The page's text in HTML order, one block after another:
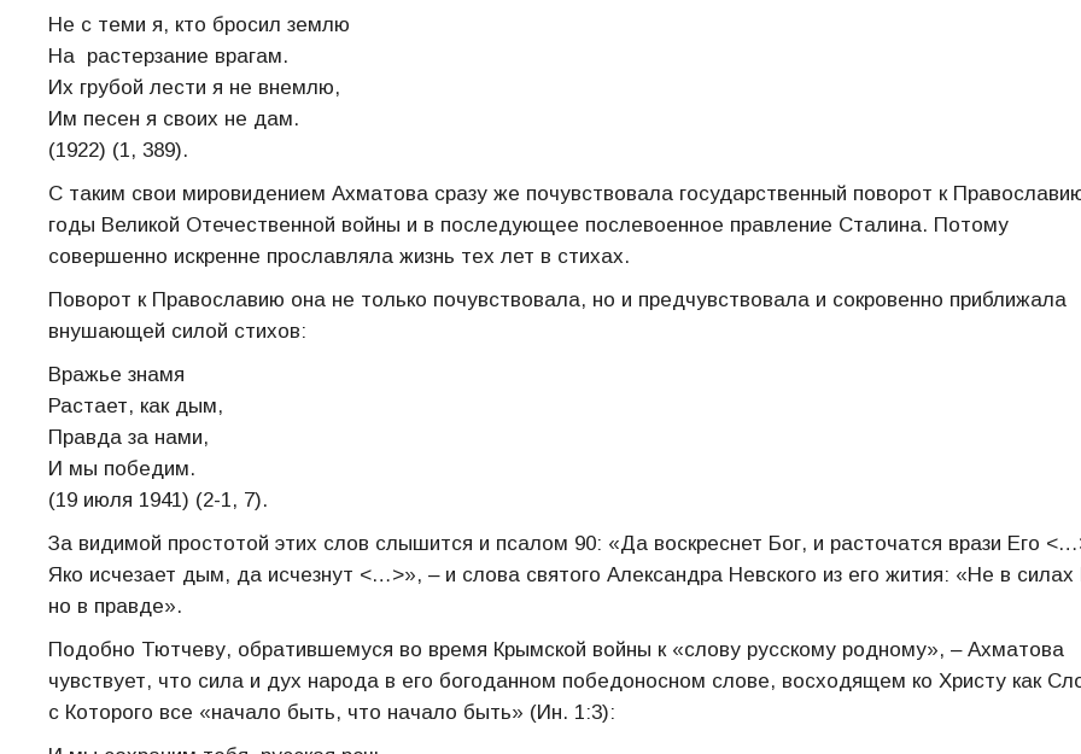
Не с теми я, кто бросил землю
На растерзание врагам.
Их грубой лести я не внемлю,
Им песен я своих не дам.
(1922) (1, 389).
С таким свои мировидением Ахматова сразу же почувствовала государственный поворот к
годы Великой Отечественной войны и в последующее послевоенное правление Сталина. Потому
совершенно искренне прославляла жизнь тех лет в стихах.
Поворот к Православию она не только почувствовала, но и предчувствовала и сокровенно приближала
внушающей силой стихов:
Вражье знамя
Растает, как дым,
Правда за нами,
И мы победим.
(19 июля 1941) (2-1, 7).
За видимой простотой этих слов слышится и псалом 90: «Да воскреснет Бог, и расточатся врази Его
Яко исчезает дым, да исчезнут <…>», ‒ и слова святого Александра Невского из его жития: «Не в силах
но в правде».
Подобно Тютчеву, обратившемуся во время Крымской войны к «слову русскому родному», ‒ Ахматова
чувствует, что сила и дух народа в его богоданном победоносном слове, восходящем ко Христу как
с Которого все «начало быть, что начало быть» (Ин. 1:3):